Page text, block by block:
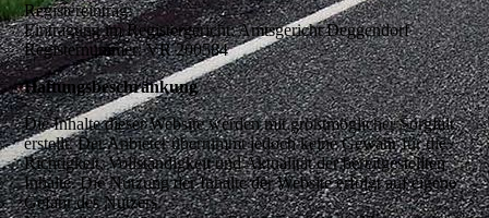
Registereintrag:
Eintragung im Registergericht: Amtsgericht Deggendorf
Registernummer: VR 200584
Haftungsbeschränkung
Die Inhalte dieser Website werden mit größtmöglicher Sorgfalt
erstellt. Der Anbieter übernimmt jedoch keine Gewähr für die
Richtigkeit, Vollständigkeit und Aktualität der bereitgestellten
Inhalte. Die Nutzung der Inhalte der Website erfolgt auf eigene
Gefahr des Nutzers.